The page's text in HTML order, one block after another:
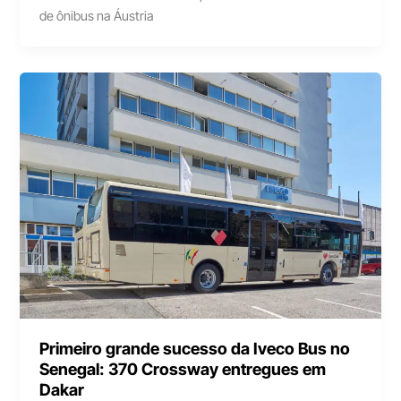
de ônibus na Áustria
Primeiro grande sucesso da Iveco Bus no
Senegal: 370 Crossway entregues em
Dakar